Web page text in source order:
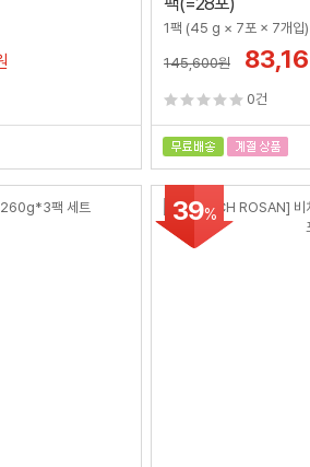
1팩 (45 g × 7포 × 7개입)
145,600원
0건
39%